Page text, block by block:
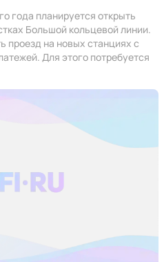
года планируется открыть
Большой кольцевой линии.
проезд на новых станциях с
Для этого потребуется